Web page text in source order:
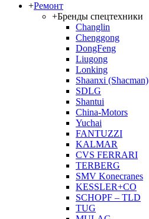
+Ремонт
+Бренды спецтехники
Changlin
Chenggong
DongFeng
Liugong
Lonking
Shaanxi (Shacman)
SDLG
Shantui
China-Motors
Yuchai
FANTUZZI
KALMAR
CVS FERRARI
TERBERG
SMV Konecranes
KESSLER+CO
SCHOPF – TLD
TUG